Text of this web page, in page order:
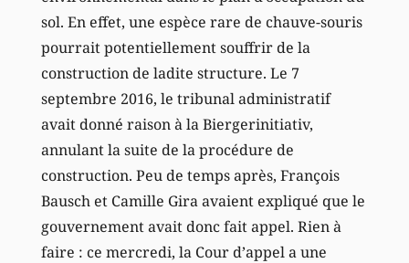
sol. En effet, une espèce rare de chauve-souris
pourrait potentiellement souffrir de la
construction de ladite structure. Le 7
septembre 2016, le tribunal administratif
avait donné raison à la Biergerinitiativ,
annulant la suite de la procédure de
construction. Peu de temps après, François
Bausch et Camille Gira avaient expliqué que le
gouvernement avait donc fait appel. Rien à
faire : ce mercredi, la Cour d’appel a une